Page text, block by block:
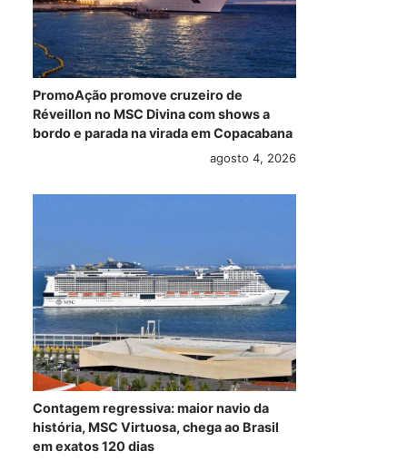
PromoAção promove cruzeiro de
Réveillon no MSC Divina com shows a
bordo e parada na virada em Copacabana
agosto 4, 2026
Contagem regressiva: maior navio da
história, MSC Virtuosa, chega ao Brasil
em exatos 120 dias